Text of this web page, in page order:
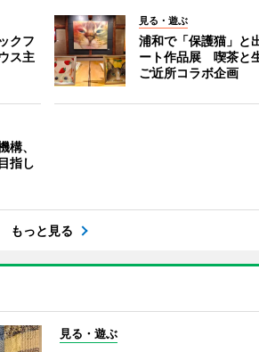
クフ
ス主
見る・遊ぶ
浦和で「保護猫」と
ート作品展 喫茶と
ご近所コラボ企画
構、
指し
もっと見る
見る・遊ぶ